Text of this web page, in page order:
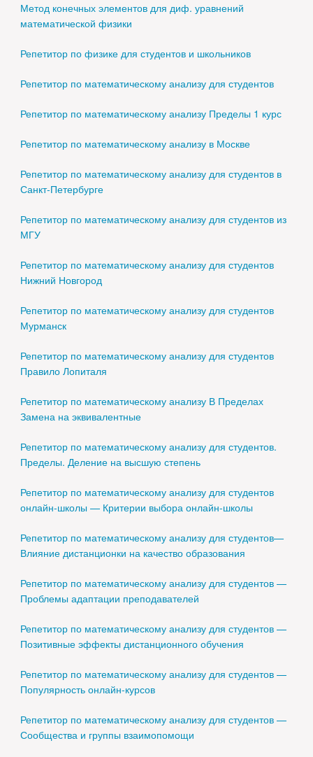
Метод конечных элементов для диф. уравнений
математической физики
Репетитор по физике для студентов и школьников
Репетитор по математическому анализу для студентов
Репетитор по математическому анализу Пределы 1 курс
Репетитор по математическому анализу в Москве
Репетитор по математическому анализу для студентов в
Санкт-Петербурге
Репетитор по математическому анализу для студентов из
МГУ
Репетитор по математическому анализу для студентов
Нижний Новгород
Репетитор по математическому анализу для студентов
Мурманск
Репетитор по математическому анализу для студентов
Правило Лопиталя
Репетитор по математическому анализу В Пределах
Замена на эквивалентные
Репетитор по математическому анализу для студентов.
Пределы. Деление на высшую степень
Репетитор по математическому анализу для студентов
онлайн-школы — Критерии выбора онлайн-школы
Репетитор по математическому анализу для студентов—
Влияние дистанционки на качество образования
Репетитор по математическому анализу для студентов —
Проблемы адаптации преподавателей
Репетитор по математическому анализу для студентов —
Позитивные эффекты дистанционного обучения
Репетитор по математическому анализу для студентов —
Популярность онлайн-курсов
Репетитор по математическому анализу для студентов —
Сообщества и группы взаимопомощи